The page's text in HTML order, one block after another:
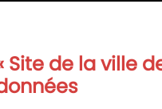
Site de la ville
Buc
71 00
élu